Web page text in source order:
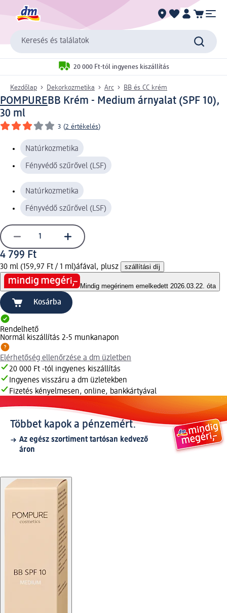
Keresés és találatok
20 000 Ft-tól ingyenes kiszállítás
Kezdőlap Dekorkozmetika Arc BB és CC krém
POMPUREBB Krém - Medium árnyalat (SPF 10),
30 ml
3 (2 értékelés)
Natúrkozmetika
Fényvédő szűrővel (LSF)
Natúrkozmetika
Fényvédő szűrővel (LSF)
4 799 Ft
30 ml (159,97 Ft / 1 ml)áfával, plusz szállítási díj
Mindig megérinem emelkedett 2026.03.22. óta
Kosárba
Rendelhető
Normál kiszállítás 2-5 munkanapon
Elérhetőség ellenőrzése a dm üzletben
20 000 Ft -tól ingyenes kiszállítás
Ingyenes visszáru a dm üzletekben
Fizetés kényelmesen, online, bankkártyával
Többet kapok a pénzemért.
Az egész szortiment tartósan kedvező
áron